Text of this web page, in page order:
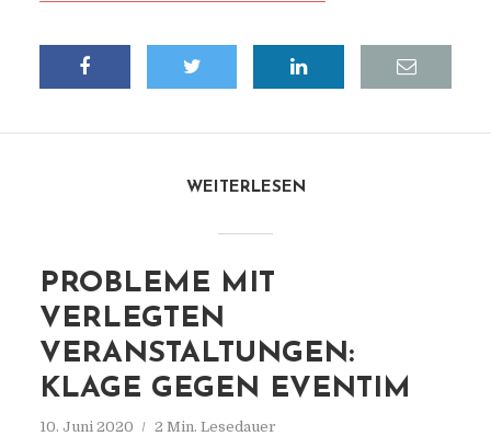
WEITERLESEN
PROBLEME MIT
VERLEGTEN
VERANSTALTUNGEN:
KLAGE GEGEN EVENTIM
10. Juni 2020 2 Min. Lesedauer